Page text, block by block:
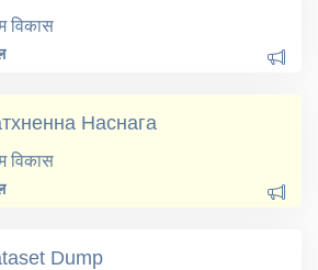
विकास
Наснага
विकास
Dump